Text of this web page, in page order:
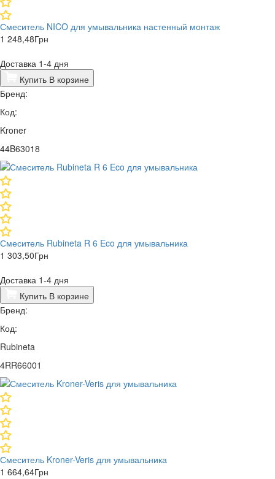
Смеситель NICO для умывальника настенный монтаж
1 248,48Грн
Доставка 1-4 дня
Купить В корзине
Бренд:
Код:
Kroner
44B63018
Смеситель Rubineta R 6 Eco для умывальника
1 303,50Грн
Доставка 1-4 дня
Купить В корзине
Бренд:
Код:
Rubineta
4RR66001
Смеситель Kroner-Veris для умывальника
1 664,64Грн